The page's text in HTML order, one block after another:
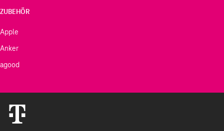
ZUBEHÖR
Apple
Anker
agood